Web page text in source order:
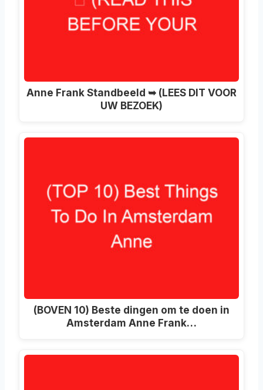
Anne Frank Standbeeld ➥ (LEES DIT VOOR
UW BEZOEK)
(BOVEN 10) Beste dingen om te doen in
Amsterdam Anne Frank…